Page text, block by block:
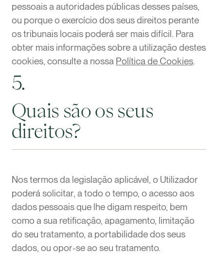
pessoais a autoridades públicas desses países,
ou porque o exercício dos seus direitos perante
os tribunais locais poderá ser mais difícil. Para
obter mais informações sobre a utilização destes
cookies, consulte a nossa Política de Cookies.
5.
Quais são os seus
direitos?
Nos termos da legislação aplicável, o Utilizador
poderá solicitar, a todo o tempo, o acesso aos
dados pessoais que lhe digam respeito, bem
como a sua retificação, apagamento, limitação
do seu tratamento, a portabilidade dos seus
dados, ou opor-se ao seu tratamento.